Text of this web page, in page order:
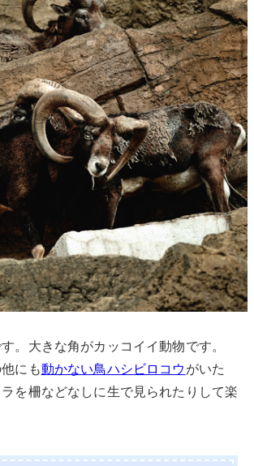
。大きな角がカッコイイ動物です。
にも動かない鳥ハシビロコウがいた
を柵などなしに生で見られたりして楽